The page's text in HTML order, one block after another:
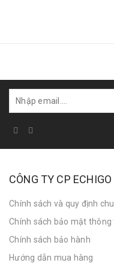
CÔNG TY CP
Chính sách và quy định
Chính sách bảo mật thông
Chính sách bảo hành
Hướng dẫn mua hàng